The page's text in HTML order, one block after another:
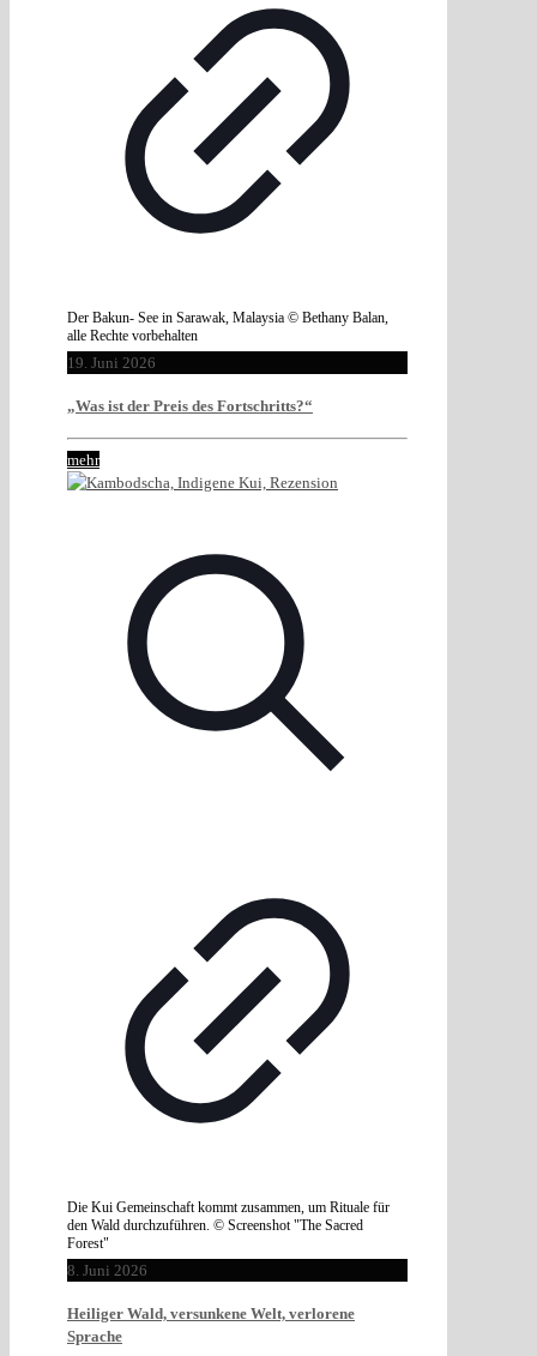
Der Bakun- See in Sarawak, Malaysia © Bethany Balan,
alle Rechte vorbehalten
19. Juni 2026
„Was ist der Preis des Fortschritts?“
mehr
Die Kui Gemeinschaft kommt zusammen, um Rituale für
den Wald durchzuführen. © Screenshot "The Sacred
Forest"
8. Juni 2026
Heiliger Wald, versunkene Welt, verlorene
Sprache